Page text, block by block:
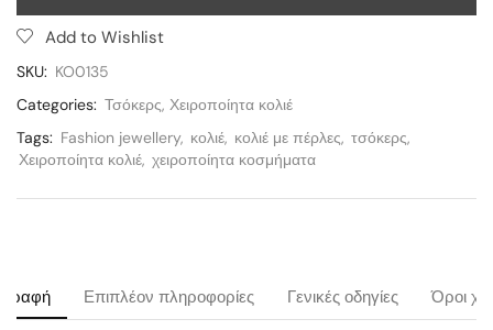
Add to Wishlist
SKU: KO0135
Categories: Τσόκερς, Χειροποίητα κολιέ
Tags: Fashion jewellery, κολιέ, κολιέ με πέρλες, τσόκερς,
Χειροποίητα κολιέ, χειροποίητα κοσμήματα
Επιπλέον πληροφορίες Γενικές οδηγίες Όροι